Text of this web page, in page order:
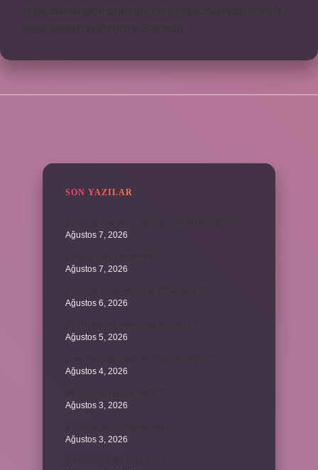
SON YAZILAR
Ağustos 7, 2026
Ağustos 7, 2026
Ağustos 6, 2026
Ağustos 5, 2026
Ağustos 4, 2026
Ağustos 3, 2026
Ağustos 3, 2026